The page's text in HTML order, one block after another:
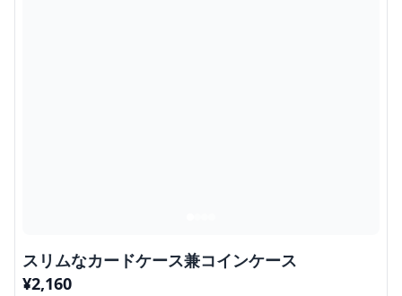
スリムなカードケース兼コインケース
¥2,160